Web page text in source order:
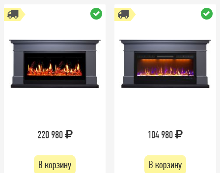
220 980
В корзину
104 980
В корзину